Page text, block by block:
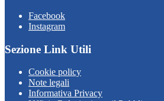
Facebook
Instagram
Sezione Link Utili
Cookie policy
Note legali
Informativa Privacy